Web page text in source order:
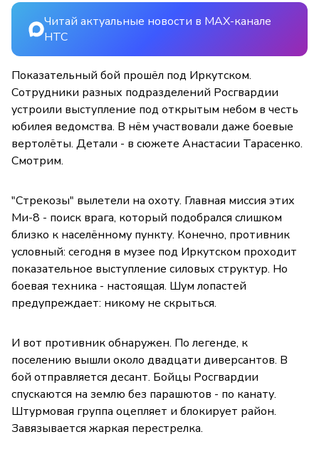
Читай актуальные новости в MAX-канале
НТС
Показательный бой прошёл под Иркутском.
Сотрудники разных подразделений Росгвардии
устроили выступление под открытым небом в честь
юбилея ведомства. В нём участвовали даже боевые
вертолёты. Детали - в сюжете Анастасии Тарасенко.
Смотрим.
"Стрекозы" вылетели на охоту. Главная миссия этих
Ми-8 - поиск врага, который подобрался слишком
близко к населённому пункту. Конечно, противник
условный: сегодня в музее под Иркутском проходит
показательное выступление силовых структур. Но
боевая техника - настоящая. Шум лопастей
предупреждает: никому не скрыться.
И вот противник обнаружен. По легенде, к
поселению вышли около двадцати диверсантов. В
бой отправляется десант. Бойцы Росгвардии
спускаются на землю без парашютов - по канату.
Штурмовая группа оцепляет и блокирует район.
Завязывается жаркая перестрелка.